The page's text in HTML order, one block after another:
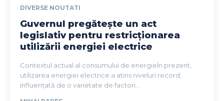
DIVERSE NOUTATI
Guvernul pregătește un act
legislativ pentru restricționarea
utilizării energiei electrice
Contextul actual al consumului de energieÎn prezent,
utilizarea energiei electrice a atins niveluri record,
influențată de o varietate de factori...